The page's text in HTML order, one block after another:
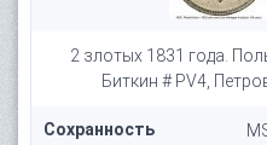
2 злотых 1831 года.
Биткин # PV4,
Сохранность